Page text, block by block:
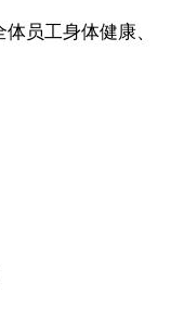
员工身体健康、